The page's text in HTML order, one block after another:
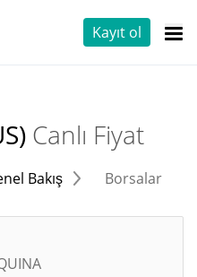
Kayıt ol
Canlı Fiyat
Bakış Borsalar